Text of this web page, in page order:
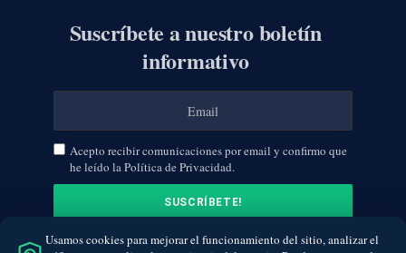
Suscríbete a nuestro boletín
informativo
Acepto recibir comunicaciones por email y confirmo que
he leído la Política de Privacidad.
Usamos cookies para mejorar el funcionamiento del sitio, analizar el